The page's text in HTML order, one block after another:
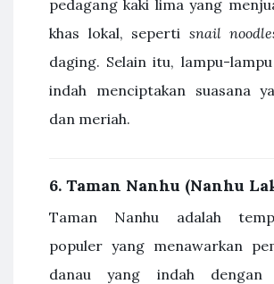
pedagang kaki lima yang
khas lokal, seperti snail
daging. Selain itu, lampu-
indah menciptakan suasana
dan meriah.
6. Taman Nanhu (Nanhu
Taman Nanhu adalah
populer yang menawarkan
danau yang indah dengan